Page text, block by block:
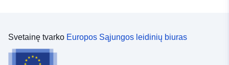
Svetainę tvarko Europos Sąjungos leidinių biuras